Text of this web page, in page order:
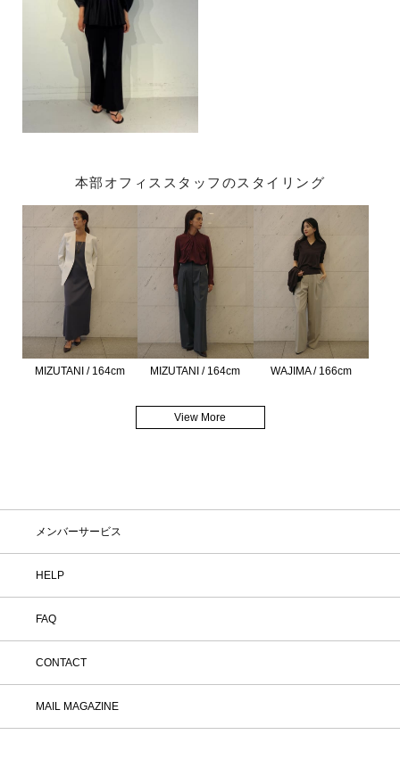
本部オフィススタッフのスタイリング
MIZUTANI / 164cm MIZUTANI / 164cm WAJIMA / 166cm
View More
メンバーサービス
HELP
FAQ
CONTACT
MAIL MAGAZINE